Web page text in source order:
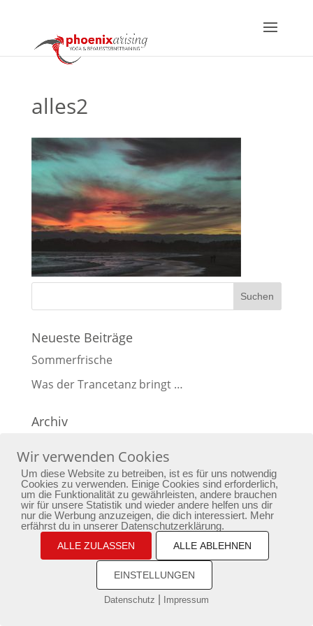
alles2
Neueste Beiträge
Sommerfrische
Was der Trancetanz bringt …
Archiv
Home Yoga
Bewusstseinstraining
Passion
Aktuelles Newsletter
Kontakt
Impressum
Datenschutz
copyright by phoenixarising.de
Wir verwenden Cookies
Um diese Website zu betreiben, ist es für uns notwendig
Cookies zu verwenden. Einige Cookies sind erforderlich,
um die Funktionalität zu gewährleisten, andere brauchen
wir für unsere Statistik und wieder andere helfen uns dir
nur die Werbung anzuzeigen, die dich interessiert. Mehr
erfährst du in unserer Datenschutzerklärung.
ALLE ZULASSEN ALLE ABLEHNEN
EINSTELLUNGEN
Datenschutz Impressum